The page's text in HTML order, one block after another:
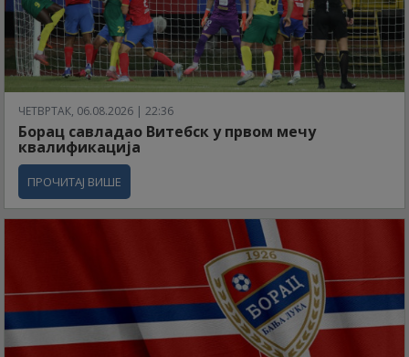
ЧЕТВРТАК, 06.08.2026 | 22:36
Борац савладао Витебск у првом мечу
квалификација
ПРОЧИТАЈ ВИШЕ